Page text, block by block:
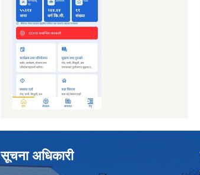
सूचना अधिकारी